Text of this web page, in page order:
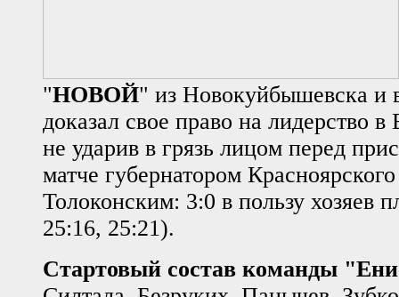
"НОВОЙ" из Новокуйбышевска и
доказал свое право на лидерство
не ударив в грязь лицом перед
матче губернатором
Толоконским: 3:0 в пользу хозяев
25:16, 25:21).
Стартовый состав команды